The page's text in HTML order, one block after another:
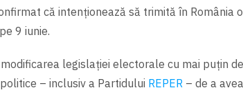
că intenționează să trimită în România o
9 iunie.
legislației electorale cu mai puțin
– inclusiv a Partidului REPER – de a avea